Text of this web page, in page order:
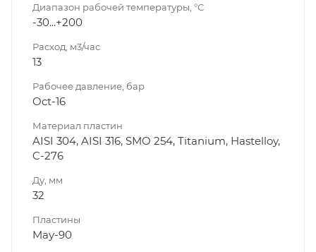
Диапазон рабочей температуры, °С
-30...+200
Расход, м3/час
13
Рабочее давление, бар
Oct-16
Материал пластин
AISI 304, AISI 316, SMO 254, Titanium, Hastelloy,
C-276
Ду, мм
32
Пластины
May-90